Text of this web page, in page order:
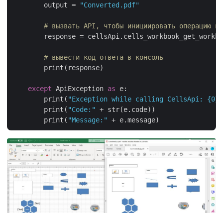
        output =
"Converted.pdf"
# вызвать API, чтобы инициировать операцию
response =
# вывести код ответа в консоль
        print(response)
except ApiException as e:
        print(
"Exception while calling CellsApi: {0}"
        print(
"Code:"
+ str(e.code))
        print(
"Message:"